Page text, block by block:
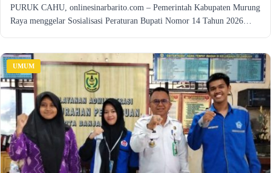
PURUK CAHU, onlinesinarbarito.com – Pemerintah Kabupaten Murung
Raya menggelar Sosialisasi Peraturan Bupati Nomor 14 Tahun 2026…
UMUM